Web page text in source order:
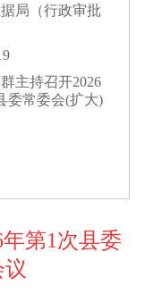
局（行政审批
主持召开2026
委常委会(扩大)
第1次县委